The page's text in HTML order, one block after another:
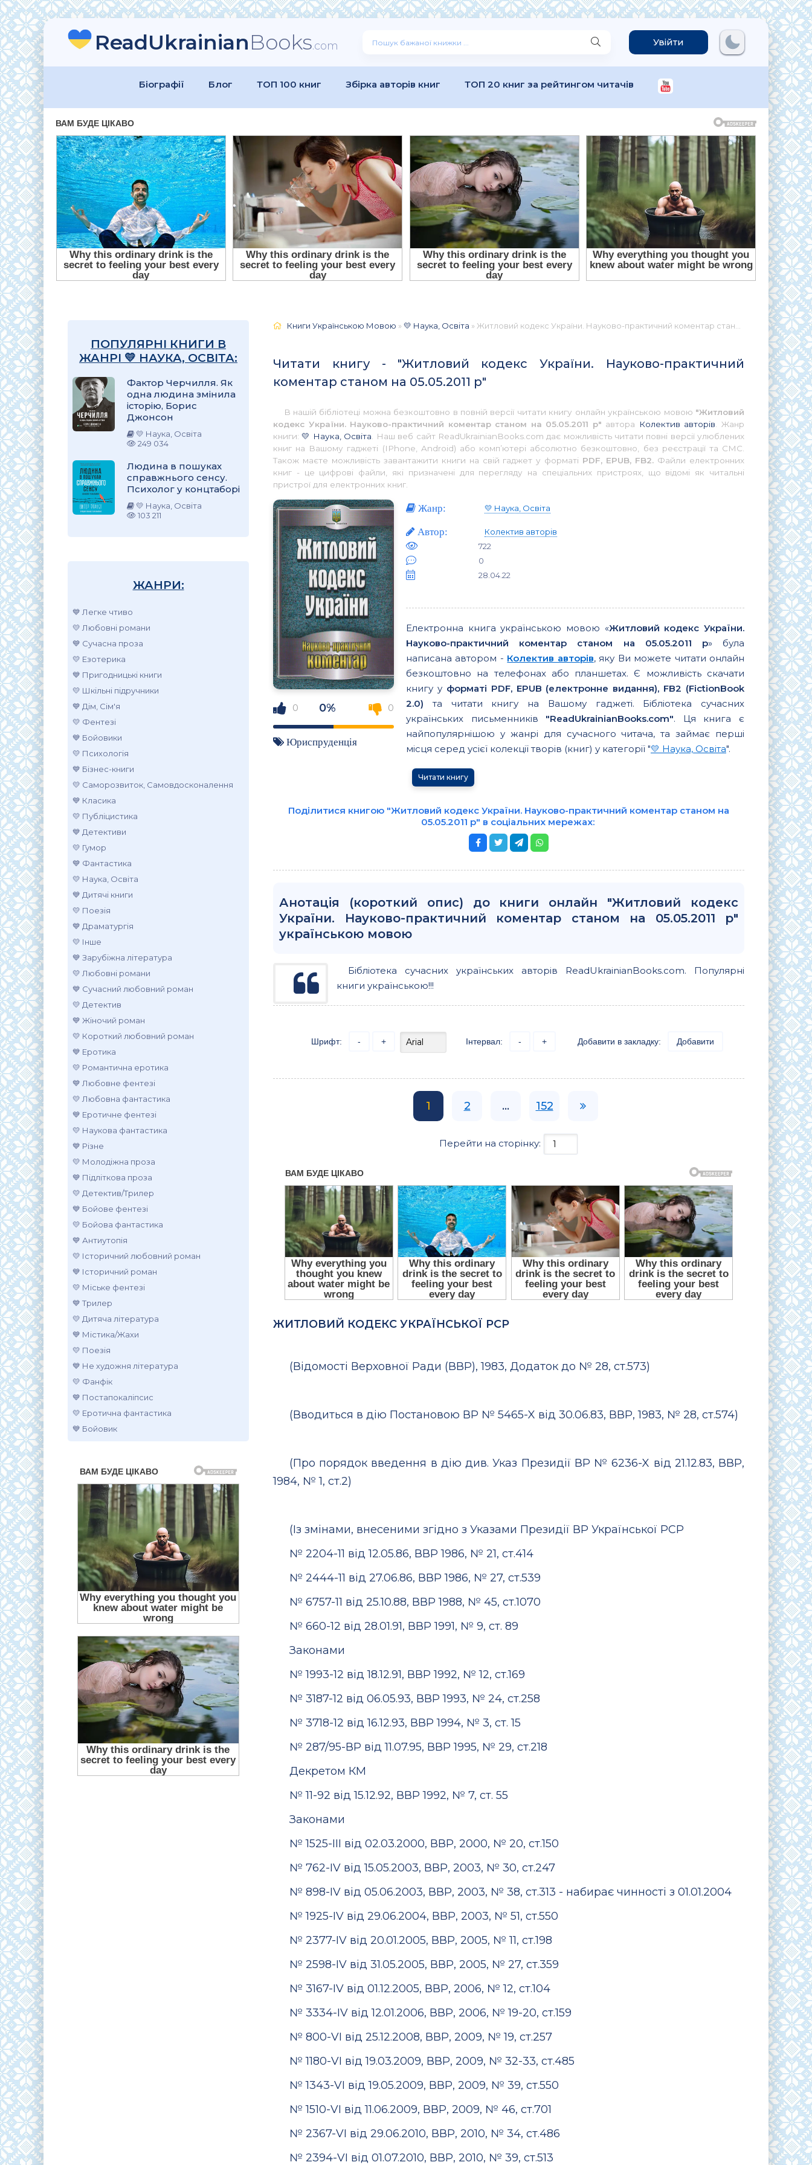
ReadUkrainianBooks.com Увійти
Біографії Блог ТОП 100 книг Збірка авторів книг ТОП 20 книг за рейтингом читачів
ПОПУЛЯРНІ КНИГИ В
ЖАНРІ 💛 НАУКА, ОСВІТА:
Фактор Черчилля. Як
одна людина змінила
історію, Борис
Джонсон
💛 Наука, Освіта
249 034
Людина в пошуках
справжнього сенсу.
Психолог у концтаборі
💛 Наука, Освіта
103 211
ЖАНРИ:
💙 Легке чтиво
💛 Любовні романи
💙 Сучасна проза
💛 Езотерика
💙 Пригодницькі книги
💛 Шкільні підручники
💙 Дім, Сім'я
💛 Фентезі
💙 Бойовики
💛 Психологія
💙 Бізнес-книги
💛 Саморозвиток, Самовдосконалення
💙 Класика
💛 Публіцистика
💙 Детективи
💛 Гумор
💙 Фантастика
💛 Наука, Освіта
💙 Дитячі книги
💛 Поезія
💙 Драматургія
💛 Інше
💙 Зарубіжна література
💛 Любовні романи
💙 Сучасний любовний роман
💛 Детектив
💙 Жіночий роман
💛 Короткий любовний роман
💙 Еротика
💛 Романтична еротика
💙 Любовне фентезі
💛 Любовна фантастика
💙 Еротичне фентезі
💛 Наукова фантастика
💙 Різне
💛 Молодіжна проза
💙 Підліткова проза
💛 Детектив/Трилер
💙 Бойове фентезі
💛 Бойова фантастика
💙 Антиутопія
💛 Історичний любовний роман
💙 Історичний роман
💛 Міське фентезі
💙 Трилер
💛 Дитяча література
💙 Містика/Жахи
💛 Поезія
💙 Не художня література
💛 Фанфік
💙 Постапокаліпсис
💛 Еротична фантастика
💙 Бойовик
Книги Українською Мовою »💛 Наука, Освіта » Житловий кодекс України. Науково-практичний коментар станом на 05.05.2011 р 📚 - Українською
Читати книгу - "Житловий кодекс України. Науково-практичний
коментар станом на 05.05.2011 р"
В нашій бібліотеці можна безкоштовно в повній версії читати книгу онлайн українською мовою "Житловий
кодекс України. Науково-практичний коментар станом на 05.05.2011 р" автора Колектив авторів . Жанр
книги:💛 Наука, Освіта . Наш веб сайт ReadUkrainianBooks.com дає можливість читати повні версії улюблених
книг на Вашому гаджеті (IPhone, Android) або комп’ютері абсолютно безкоштовно, без реєстрації та СМС.
Також маєте можливість завантажити книги на свій гаджет у форматі PDF, EPUB, FB2. Файли електронних
книг - це цифрові файли, які призначені для перегляду на спеціальних пристроях, що відомі як читальні
пристрої для електронних книг.
0 0% 0
Юриспруденція
Жанр: 💛 Наука, Освіта
Автор:
Колектив авторів
722
0
28.04.22
Електронна книга українською мовою «Житловий кодекс України.
Науково-практичний коментар станом на 05.05.2011 р» була
написана автором - Колектив авторів, яку Ви можете читати онлайн
безкоштовно на телефонах або планшетах. Є можливість скачати
книгу у форматі PDF, EPUB (електронне видання), FB2 (FictionBook
2.0) та читати книгу на Вашому гаджеті. Бібліотека сучасних
українських письменників "ReadUkrainianBooks.com". Ця книга є
найпопулярнішою у жанрі для сучасного читача, та займає перші
місця серед усієї колекції творів (книг) у категорії "💛 Наука, Освіта".
Читати книгу
Поділитися книгою "Житловий кодекс України. Науково-практичний коментар станом на
05.05.2011 р" в соціальних мережах:
Анотація (короткий опис) до книги онлайн "Житловий кодекс
України. Науково-практичний коментар станом на 05.05.2011 р"
українською мовою
Бібліотека сучасних українських авторів ReadUkrainianBooks.com. Популярні
книги українською!!!
Шрифт: - + Інтервал: - + Добавити в закладку: Добавити
1 2 ... 152
Перейти на сторінку:
ЖИТЛОВИЙ КОДЕКС УКРАЇНСЬКОЇ РСР
(Відомості Верховної Ради (ВВР), 1983, Додаток до № 28, ст.573)
(Вводиться в дію Постановою ВР № 5465-X від 30.06.83, ВВР, 1983, № 28, ст.574)
(Про порядок введення в дію див. Указ Президії ВР № 6236-X від 21.12.83, ВВР,
1984, № 1, ст.2)
(Із змінами, внесеними згідно з Указами Президії ВР Української РСР
№ 2204-11 від 12.05.86, ВВР 1986, № 21, ст.414
№ 2444-11 від 27.06.86, ВВР 1986, № 27, ст.539
№ 6757-11 від 25.10.88, ВВР 1988, № 45, ст.1070
№ 660-12 від 28.01.91, ВВР 1991, № 9, ст. 89
Законами
№ 1993-12 від 18.12.91, ВВР 1992, № 12, ст.169
№ 3187-12 від 06.05.93, ВВР 1993, № 24, ст.258
№ 3718-12 від 16.12.93, ВВР 1994, № 3, ст. 15
№ 287/95-ВР від 11.07.95, ВВР 1995, № 29, ст.218
Декретом КМ
№ 11-92 від 15.12.92, ВВР 1992, № 7, ст. 55
Законами
№ 1525-III від 02.03.2000, ВВР, 2000, № 20, ст.150
№ 762-IV від 15.05.2003, ВВР, 2003, № 30, ст.247
№ 898-IV від 05.06.2003, ВВР, 2003, № 38, ст.313 - набирає чинності з 01.01.2004
№ 1925-IV від 29.06.2004, ВВР, 2003, № 51, ст.550
№ 2377-IV від 20.01.2005, ВВР, 2005, № 11, ст.198
№ 2598-IV від 31.05.2005, ВВР, 2005, № 27, ст.359
№ 3167-IV від 01.12.2005, ВВР, 2006, № 12, ст.104
№ 3334-IV від 12.01.2006, ВВР, 2006, № 19-20, ст.159
№ 800-VI від 25.12.2008, ВВР, 2009, № 19, ст.257
№ 1180-VI від 19.03.2009, ВВР, 2009, № 32-33, ст.485
№ 1343-VI від 19.05.2009, ВВР, 2009, № 39, ст.550
№ 1510-VI від 11.06.2009, ВВР, 2009, № 46, ст.701
№ 2367-VI від 29.06.2010, ВВР, 2010, № 34, ст.486
№ 2394-VI від 01.07.2010, ВВР, 2010, № 39, ст.513